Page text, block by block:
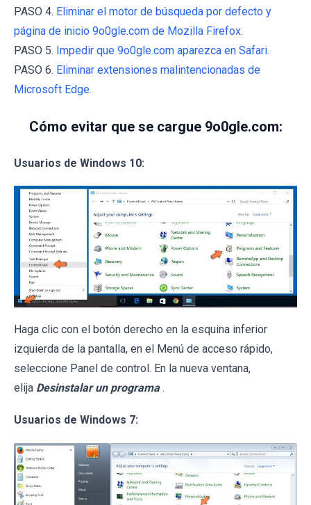
PASO 4. Eliminar el motor de búsqueda por defecto y
página de inicio 9o0gle.com de Mozilla Firefox.
PASO 5. Impedir que 9o0gle.com aparezca en Safari.
PASO 6. Eliminar extensiones malintencionadas de
Microsoft Edge.
Cómo evitar que se cargue 9o0gle.com:
Usuarios de Windows 10:
Haga clic con el botón derecho en la esquina inferior
izquierda de la pantalla, en el Menú de acceso rápido,
seleccione Panel de control. En la nueva ventana,
elija Desinstalar un programa .
Usuarios de Windows 7: